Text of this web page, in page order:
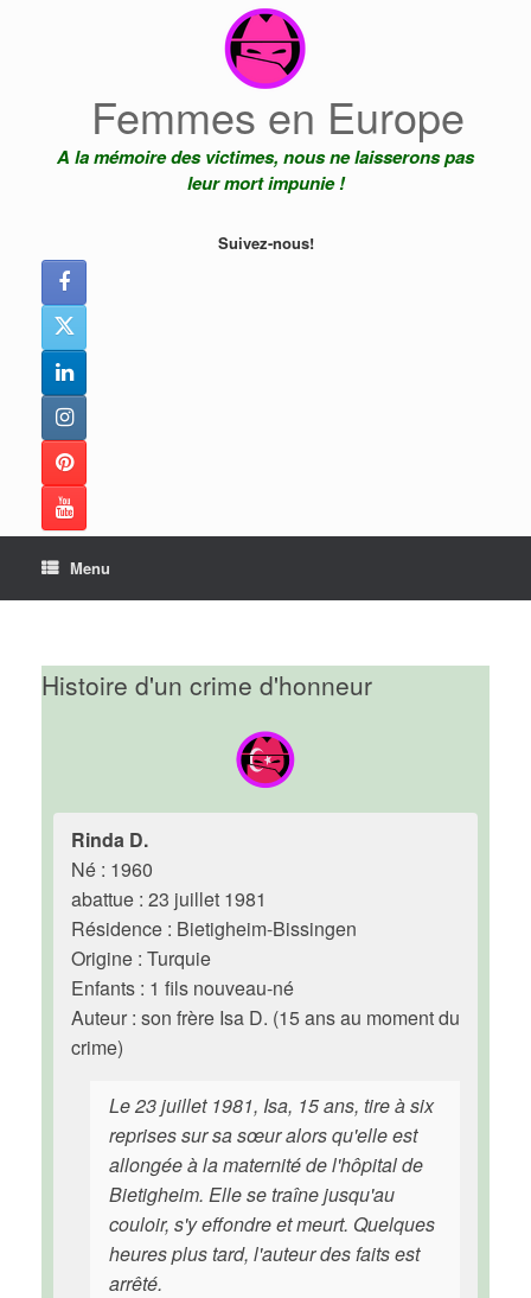
Femmes en Europe
A la mémoire des victimes, nous ne laisserons pas
leur mort impunie !
Suivez-nous!
Menu
Histoire d'un crime d'honneur
Rinda D.
Né : 1960
abattue : 23 juillet 1981
Résidence : Bietigheim-Bissingen
Origine : Turquie
Enfants : 1 fils nouveau-né
Auteur : son frère Isa D. (15 ans au moment du
crime)
Le 23 juillet 1981, Isa, 15 ans, tire à six
reprises sur sa sœur alors qu'elle est
allongée à la maternité de l'hôpital de
Bietigheim. Elle se traîne jusqu'au
couloir, s'y effondre et meurt. Quelques
heures plus tard, l'auteur des faits est
arrêté.